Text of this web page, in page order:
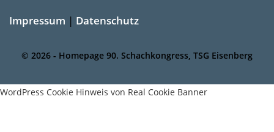
Impressum | Datenschutz
© 2026 - Homepage 90. Schachkongress, TSG Eisenberg
WordPress Cookie Hinweis von Real Cookie Banner